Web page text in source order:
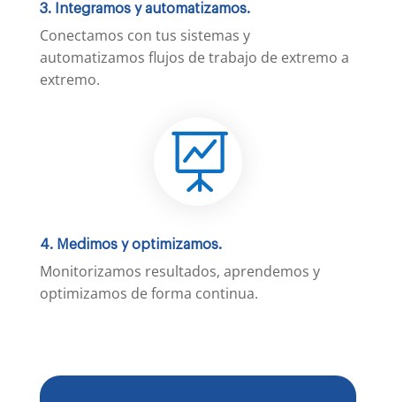
3. Integramos y automatizamos.
Conectamos con tus sistemas y
automatizamos flujos de trabajo de extremo a
extremo.

4. Medimos y optimizamos.
Monitorizamos resultados, aprendemos y
optimizamos de forma continua.